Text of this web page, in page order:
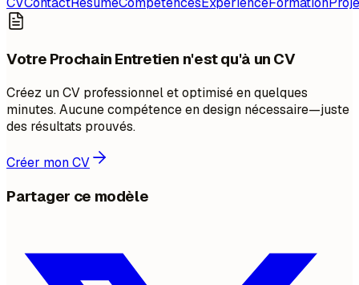
Votre Prochain Entretien n'est qu'à un CV
Créez un CV professionnel et optimisé en quelques
minutes. Aucune compétence en design nécessaire—juste
des résultats prouvés.
Créer mon CV
Partager ce modèle